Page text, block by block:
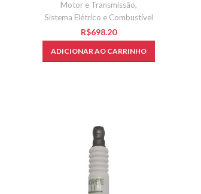
Motor e Transmissão,
Sistema Elétrico e Combustível
R$
ADICIONAR AO CARRINHO